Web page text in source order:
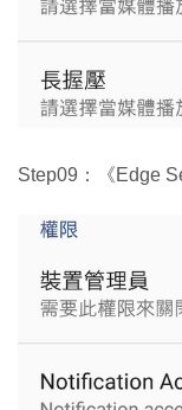
Step09：《Edge